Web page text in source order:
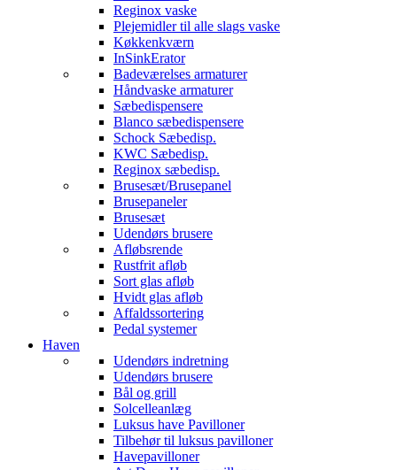
Reginox vaske
Plejemidler til alle slags vaske
Køkkenkværn
InSinkErator
Badeværelses armaturer
Håndvaske armaturer
Sæbedispensere
Blanco sæbedispensere
Schock Sæbedisp.
KWC Sæbedisp.
Reginox sæbedisp.
Brusesæt/Brusepanel
Brusepaneler
Brusesæt
Udendørs brusere
Afløbsrende
Rustfrit afløb
Sort glas afløb
Hvidt glas afløb
Affaldssortering
Pedal systemer
Haven
Udendørs indretning
Udendørs brusere
Bål og grill
Solcelleanlæg
Luksus have Pavilloner
Tilbehør til luksus pavilloner
Havepavilloner